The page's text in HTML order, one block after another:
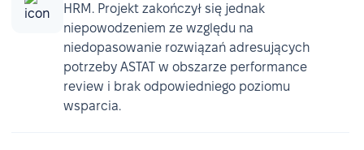
HRM. Projekt zakończył się jednak
niepowodzeniem ze względu na
niedopasowanie rozwiązań adresujących
potrzeby ASTAT w obszarze performance
review i brak odpowiedniego poziomu
wsparcia.